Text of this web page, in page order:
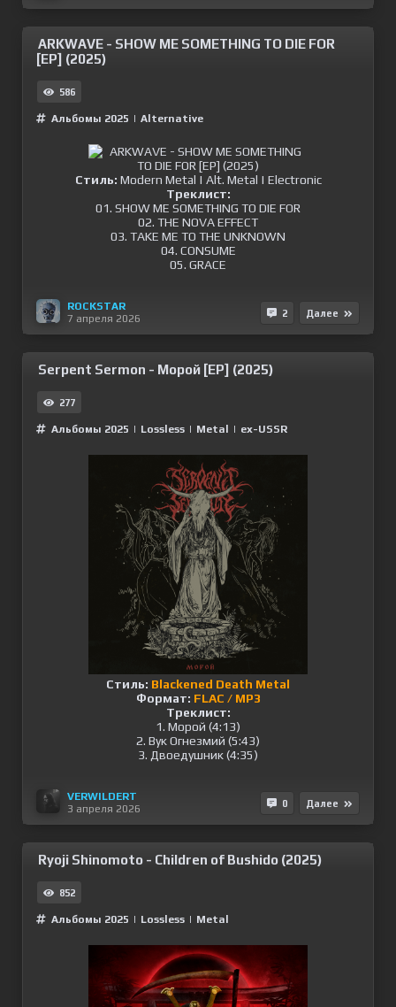
ARKWAVE - SHOW ME SOMETHING TO DIE FOR
[EP] (2025)
586
Альбомы 2025 | Alternative
Стиль: Modern Metal | Alt. Metal | Electronic
Треклист:
01. SHOW ME SOMETHING TO DIE FOR
02. THE NOVA EFFECT
03. TAKE ME TO THE UNKNOWN
04. CONSUME
05. GRACE
ROCKSTAR
7 апреля 2026
2 Далее
Serpent Sermon - Морой [EP] (2025)
277
Альбомы 2025 | Lossless | Metal | ex-USSR
Стиль: Blackened Death Metal
Формат: FLAC / MP3
Треклист:
1. Морой (4:13)
2. Вук Огнезмий (5:43)
3. Двоедушник (4:35)
VERWILDERT
3 апреля 2026
0 Далее
Ryoji Shinomoto - Children of Bushido (2025)
852
Альбомы 2025 | Lossless | Metal